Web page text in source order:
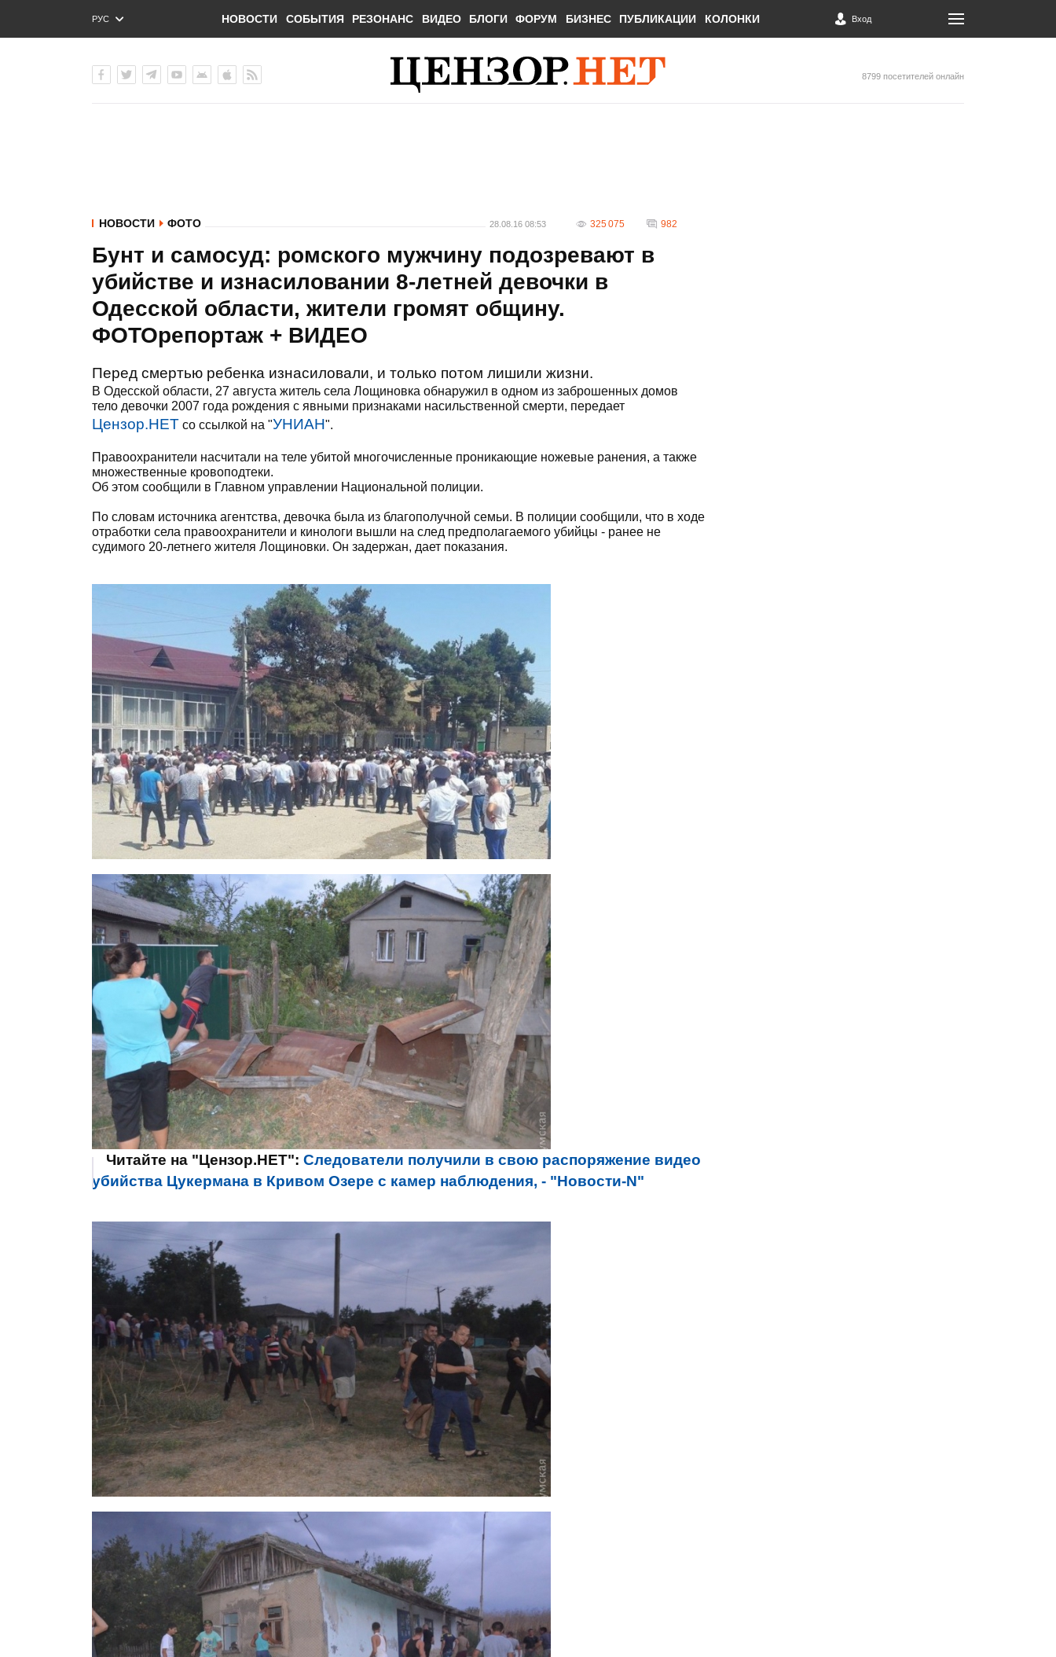
РУС
ENG
НОВОСТИ СОБЫТИЯ РЕЗОНАНС ВИДЕО БЛОГИ ФОРУМ БИЗНЕС ПУБЛИКАЦИИ КОЛОНКИ Вход
8799 посетителей онлайн
НОВОСТИ ФОТО 28.08.16 08:53 325 075 982
Бунт и самосуд: ромского мужчину подозревают в
убийстве и изнасиловании 8-летней девочки в
Одесской области, жители громят общину.
ФОТОрепортаж + ВИДЕО
Перед смертью ребенка изнасиловали, и только потом лишили жизни.
В Одесской области, 27 августа житель села Лощиновка обнаружил в одном из заброшенных домов
тело девочки 2007 года рождения с явными признаками насильственной смерти, передает
Цензор.НЕТ со ссылкой на "УНИАН".
Правоохранители насчитали на теле убитой многочисленные проникающие ножевые ранения, а также
множественные кровоподтеки.
Об этом сообщили в Главном управлении Национальной полиции.
По словам источника агентства, девочка была из благополучной семьи. В полиции сообщили, что в ходе
отработки села правоохранители и кинологи вышли на след предполагаемого убийцы - ранее не
судимого 20-летнего жителя Лощиновки. Он задержан, дает показания.
Читайте на "Цензор.НЕТ": Следователи получили в свою распоряжение видео
убийства Цукермана в Кривом Озере с камер наблюдения, - "Новости-N"